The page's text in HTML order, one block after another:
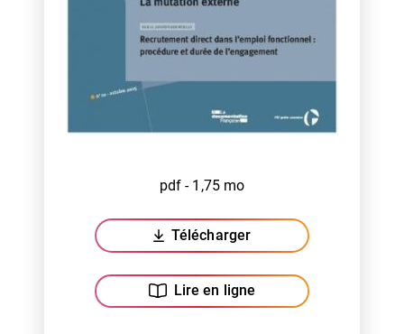
pdf - 1,75 mo
Télécharger
(ouverture dans un nouvel
Lire en ligne